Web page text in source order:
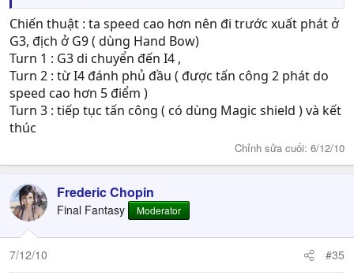
Chiến thuật : ta speed cao hơn nên đi trước xuất phát ở
G3, địch ở G9 ( dùng Hand Bow)
Turn 1 : G3 di chuyển đến I4 ,
Turn 2 : từ I4 đánh phủ đầu ( được tấn công 2 phát do
speed cao hơn 5 điểm )
Turn 3 : tiếp tục tấn công ( có dùng Magic shield ) và kết
thúc
Chỉnh sửa cuối: 6/12/10
Frederic Chopin
Final Fantasy Moderator
7/12/10 #35